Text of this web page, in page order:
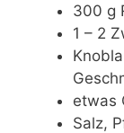
300 g
1 – 2
etwas
Salz,